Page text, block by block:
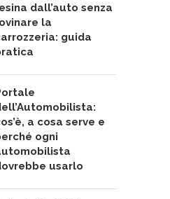
dall’auto senza
la
guida
a cosa serve e
ogni
usarlo